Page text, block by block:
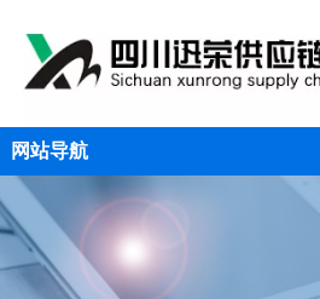
网站导航